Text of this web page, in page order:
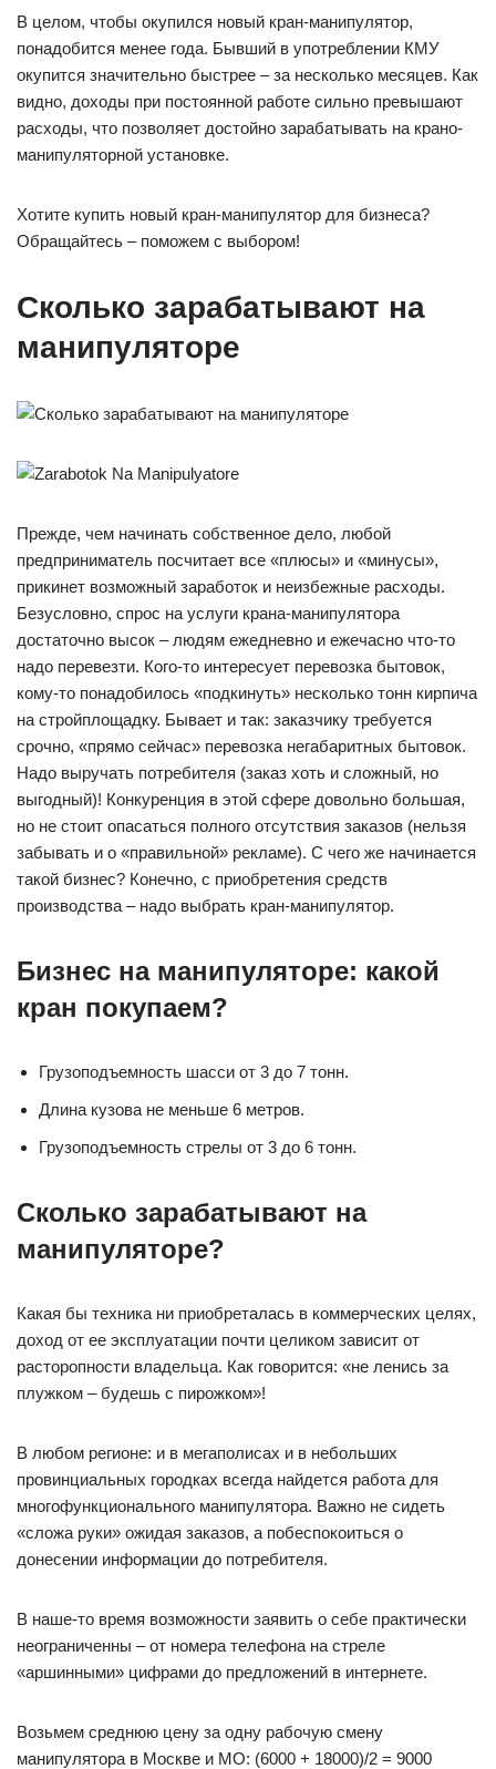
В целом, чтобы окупился новый кран-манипулятор,
понадобится менее года. Бывший в употреблении КМУ
окупится значительно быстрее – за несколько месяцев. Как
видно, доходы при постоянной работе сильно превышают
расходы, что позволяет достойно зарабатывать на крано-
манипуляторной установке.
Хотите купить новый кран-манипулятор для бизнеса?
Обращайтесь – поможем с выбором!
Сколько зарабатывают на
манипуляторе
Прежде, чем начинать собственное дело, любой
предприниматель посчитает все «плюсы» и «минусы»,
прикинет возможный заработок и неизбежные расходы.
Безусловно, спрос на услуги крана-манипулятора
достаточно высок – людям ежедневно и ежечасно что-то
надо перевезти. Кого-то интересует перевозка бытовок,
кому-то понадобилось «подкинуть» несколько тонн кирпича
на стройплощадку. Бывает и так: заказчику требуется
срочно, «прямо сейчас» перевозка негабаритных бытовок.
Надо выручать потребителя (заказ хоть и сложный, но
выгодный)! Конкуренция в этой сфере довольно большая,
но не стоит опасаться полного отсутствия заказов (нельзя
забывать и о «правильной» рекламе). С чего же начинается
такой бизнес? Конечно, с приобретения средств
производства – надо выбрать кран-манипулятор.
Бизнес на манипуляторе: какой
кран покупаем?
Грузоподъемность шасси от 3 до 7 тонн.
Длина кузова не меньше 6 метров.
Грузоподъемность стрелы от 3 до 6 тонн.
Сколько зарабатывают на
манипуляторе?
Какая бы техника ни приобреталась в коммерческих целях,
доход от ее эксплуатации почти целиком зависит от
расторопности владельца. Как говорится: «не ленись за
плужком – будешь с пирожком»!
В любом регионе: и в мегаполисах и в небольших
провинциальных городках всегда найдется работа для
многофункционального манипулятора. Важно не сидеть
«сложа руки» ожидая заказов, а побеспокоиться о
донесении информации до потребителя.
В наше-то время возможности заявить о себе практически
неограниченны – от номера телефона на стреле
«аршинными» цифрами до предложений в интернете.
Возьмем среднюю цену за одну рабочую смену
манипулятора в Москве и МО: (6000 + 18000)/2 = 9000